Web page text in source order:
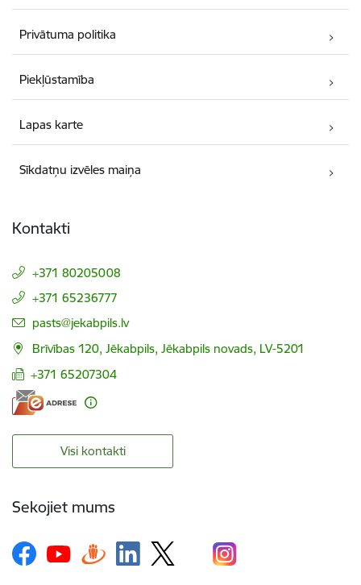
Privātuma politika
Piekļūstamība
Lapas karte
Sīkdatņu izvēles maiņa
Kontakti
+371 80205008
+371 65236777
E-pasts:
pasts@jekabpils.lv
Brīvības 120, Jēkabpils, Jēkabpils novads, LV-5201
+371 65207304
Visi kontakti
Sekojiet mums